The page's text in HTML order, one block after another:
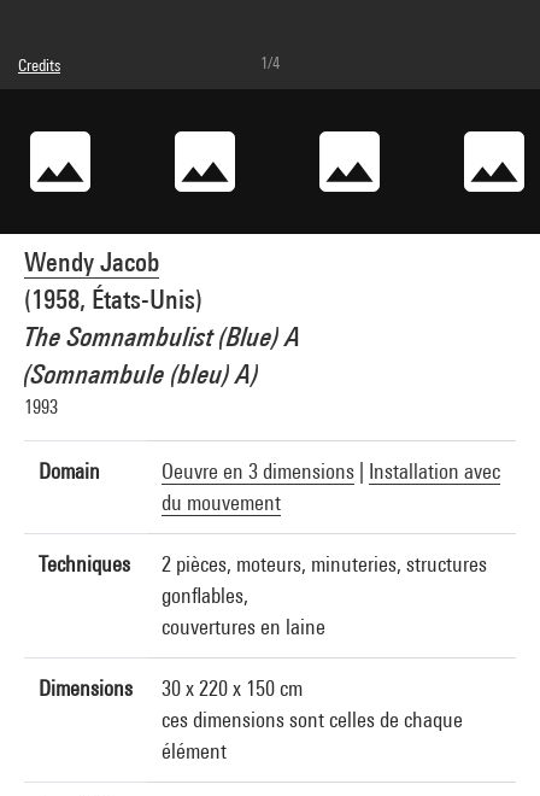
Wendy Jacob
(1958, États-Unis)
The Somnambulist (Blue) A
(Somnambule (bleu) A)
1993
Domain Oeuvre en 3 dimensions
Installation avec
du mouvement
Techniques
2 pièces, moteurs, minuteries, structures
gonflables,
couvertures en laine
Dimensions
30 x 220 x 150 cm
ces dimensions sont celles de chaque
élément
Credits
Caption : Vue dans l'accrochage elles@centrepompidou, niveau 4, 2009
Photo credits : Centre Pompidou, MNAM-CCI/Georges Meguerditchian/Dist.
GrandPalaisRmn
Image reference : 4N08302
1/4